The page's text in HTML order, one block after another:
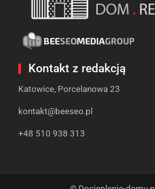
Kontakt z redakcją
Katowice, Porcelanowa 23
kontakt@beeseo.pl
+48 510 938 313